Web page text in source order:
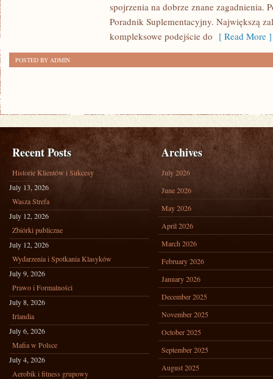
spojrzenia na dobrze znane zagadnienia.
Poradnik Suplementacyjny. Największą
kompleksowe podejście do [ Read More ]
POSTED BY ADMIN
Recent Posts
Historie Klientów i Sukcesy
July 13, 2026
Wasza Strefa
July 12, 2026
Zbiórki publiczne
July 12, 2026
Wydarzenia i Spotkania Klasyków
July 9, 2026
Prawo i Formalności
July 8, 2026
Irlandia
July 6, 2026
Mafia w Polsce
July 4, 2026
Aerobik i fitness grupowy
Archives
July 2026
June 2026
May 2026
April 2026
March 2026
February 2026
January 2026
December 2025
November 2025
October 2025
September 2025
August 2025